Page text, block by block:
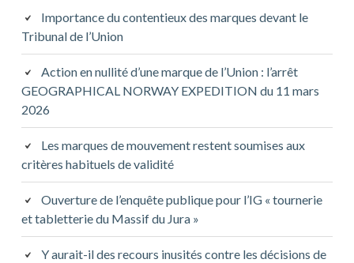
Importance du contentieux des marques devant le
Tribunal de l’Union
Action en nullité d’une marque de l’Union : l’arrêt
GEOGRAPHICAL NORWAY EXPEDITION du 11 mars
2026
Les marques de mouvement restent soumises aux
critères habituels de validité
Ouverture de l’enquête publique pour l’IG « tournerie
et tabletterie du Massif du Jura »
Y aurait-il des recours inusités contre les décisions de